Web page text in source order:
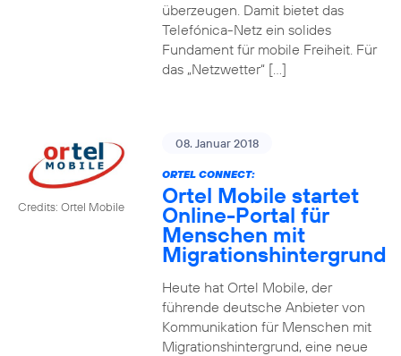
überzeugen. Damit bietet das
Telefónica-Netz ein solides
Fundament für mobile Freiheit. Für
das „Netzwetter“ […]
Credits: Ortel Mobile
08. Januar 2018
ORTEL CONNECT:
Ortel Mobile startet
Online-Portal für
Menschen mit
Migrationshintergrund
Heute hat Ortel Mobile, der
führende deutsche Anbieter von
Kommunikation für Menschen mit
Migrationshintergrund, eine neue